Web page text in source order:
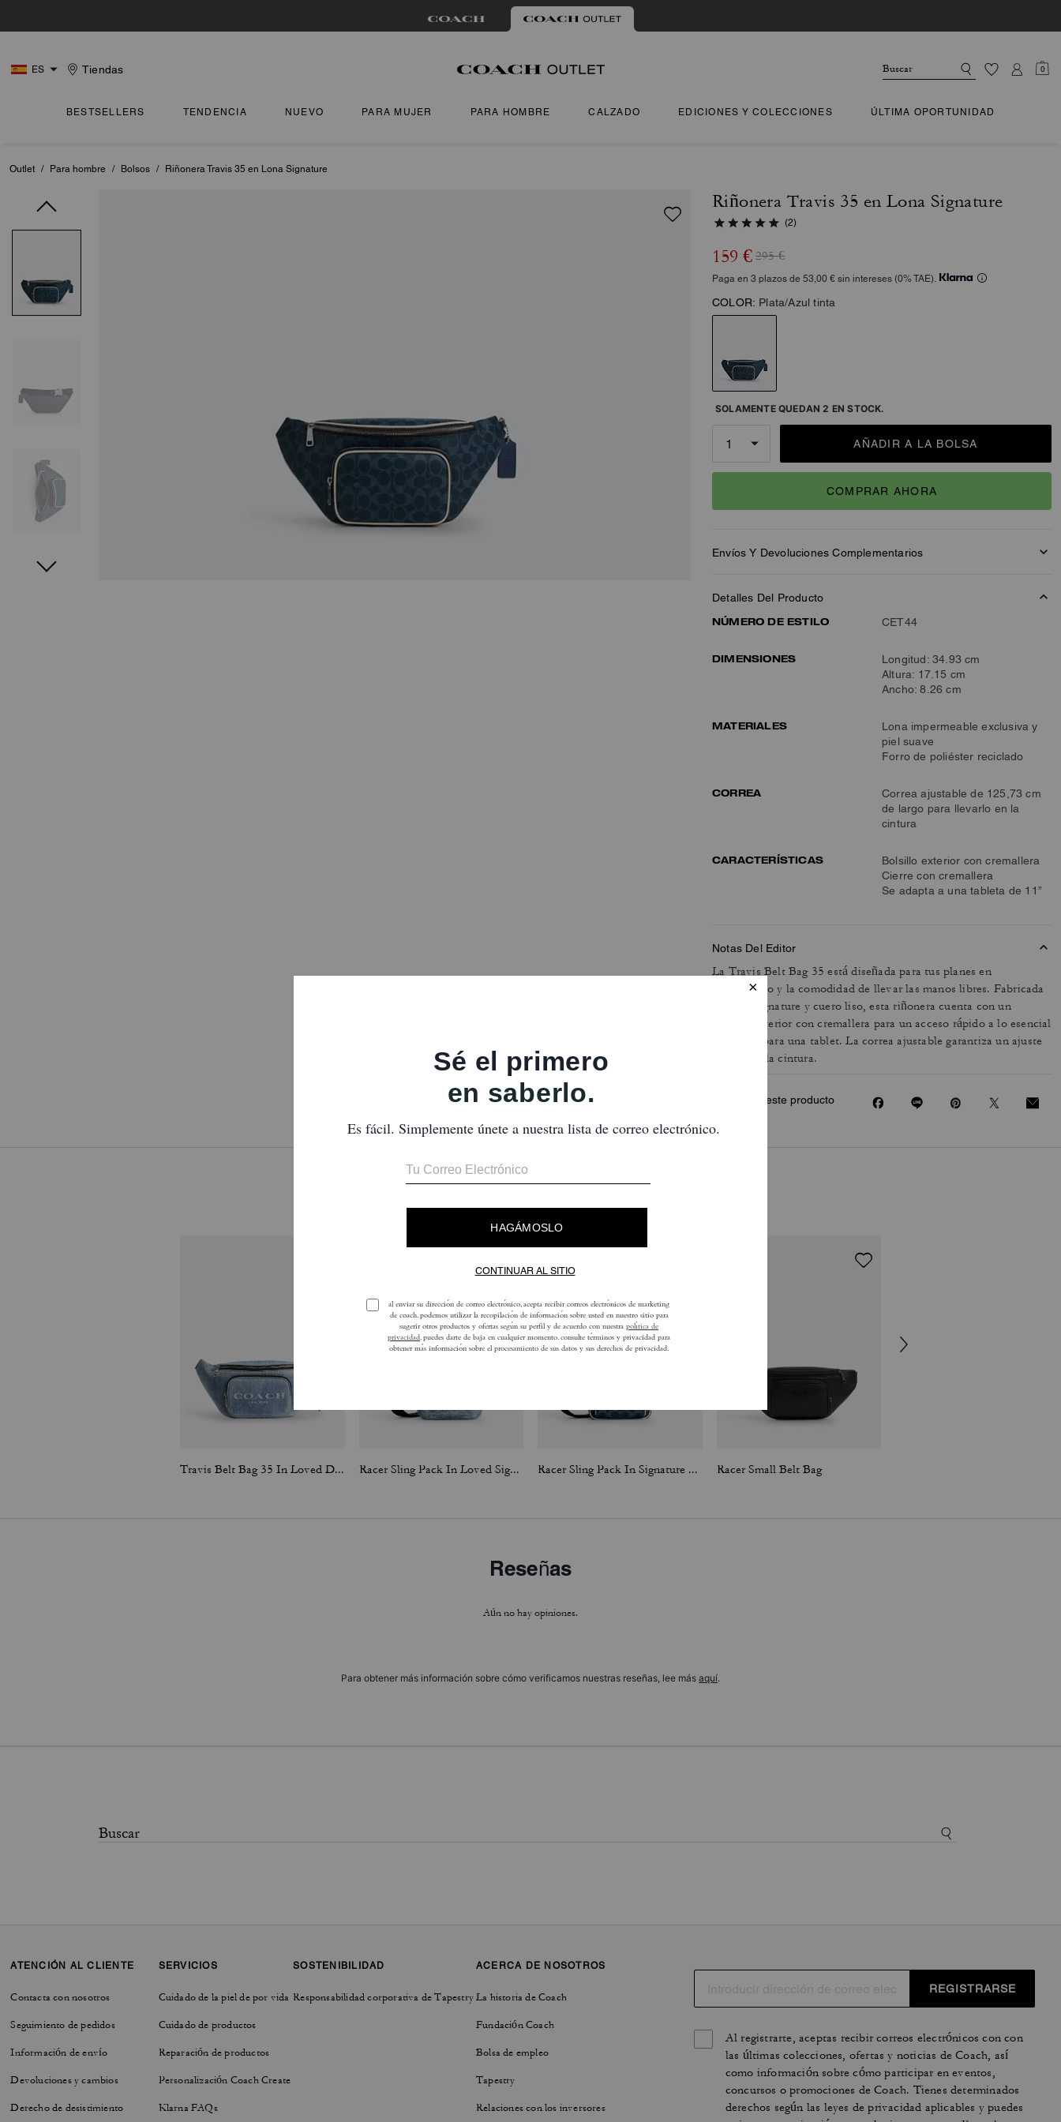
ES Tiendas 0
BESTSELLERS TENDENCIA NUEVO PARA MUJER PARA HOMBRE CALZADO EDICIONES Y COLECCIONES ÚLTIMA OPORTUNIDAD
Outlet / Para hombre / Bolsos / Riñonera Travis 35 en Lona Signature
Riñonera Travis 35 en Lona Signature
(2)
159 € 295 €
Paga en 3 plazos de 53,00 € sin intereses (0% TAE).
COLOR: Plata/Azul tinta
SOLAMENTE QUEDAN 2 EN STOCK.
AÑADIR A LA BOLSA
COMPRAR AHORA
Envíos Y Devoluciones Complementarios
Detalles Del Producto
NÚMERO DE ESTILO
CET44
DIMENSIONES
Longitud: 34.93 cm
Altura: 17.15 cm
Ancho: 8.26 cm
MATERIALES
Lona impermeable exclusiva y
piel suave
Forro de poliéster reciclado
CORREA
Correa ajustable de 125,73 cm
de largo para llevarlo en la
cintura
CARACTERÍSTICAS
Bolsillo exterior con cremallera
Cierre con cremallera
Se adapta a una tableta de 11”
Notas Del Editor
La Travis Belt Bag 35 está diseñada para tus planes en
movimiento y la comodidad de llevar las manos libres. Fabricada
en lona Signature y cuero liso, esta riñonera cuenta con un
bolsillo exterior con cremallera para un acceso rápido a lo esencial
y espacio para una tablet. La correa ajustable garantiza un ajuste
cómodo a la cintura.
Compartir este producto
Travis Belt Bag 35 In Loved Denim With Charms Racer Sling Pack In Loved Signature Denim Racer Sling Pack In Signature Canvas Racer Small Belt Bag
Reseñas
Aún no hay opiniones.
Para obtener más información sobre cómo verificamos nuestras reseñas, lee más aquí.
ATENCIÓN AL CLIENTE
Contacta con nosotros
Seguimiento de pedidos
Información de envío
Devoluciones y cambios
Derecho de desistimiento
SERVICIOS
Cuidado de la piel de por vida
Cuidado de productos
Reparación de productos
Personalización Coach Create
Klarna FAQs
SOSTENIBILIDAD
Responsabilidad corporativa de Tapestry
ACERCA DE NOSOTROS
La historia de Coach
Fundación Coach
Bolsa de empleo
Tapestry
Relaciones con los inversores
REGISTRARSE
Al registrarte, aceptas recibir correos electrónicos con con
las últimas colecciones, ofertas y noticias de Coach, así
como información sobre cómo participar en eventos,
concursos o promociones de Coach. Tienes determinados
derechos según las leyes de privacidad aplicables y puedes